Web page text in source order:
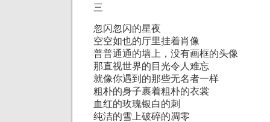
三
忽闪忽闪的星夜
空空如也的厅里挂着肖像
普普通通的墙上，没有画框的头像
那直视世界的目光令人难忘
就像你遇到的那些无名者一样
粗朴的身子裹着粗朴的衣裳
血红的玫瑰银白的刺
纯洁的雪上破碎的凋零